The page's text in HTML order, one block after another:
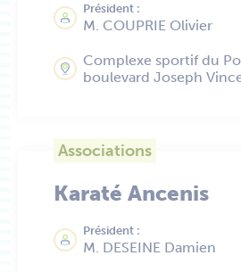
Président :
M. COUPRIE Olivier
Complexe sportif du
boulevard Joseph
Associations
Karaté Ancenis
Président :
M. DESEINE Damien